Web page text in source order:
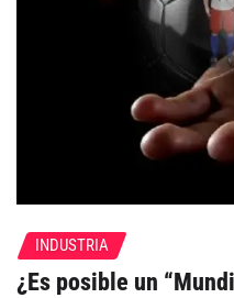
INDUSTRIA
¿Es posible un